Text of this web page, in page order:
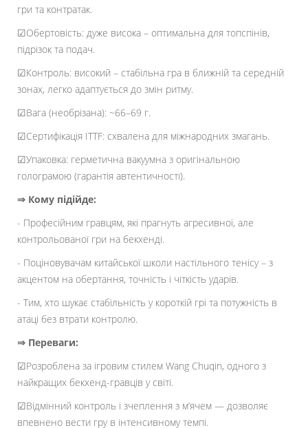
гри та контратак.
☑Обертовість: дуже висока – оптимальна для топспінів,
підрізок та подач.
☑Контроль: високий – стабільна гра в ближній та середній
зонах, легко адаптується до змін ритму.
☑Вага (необрізана): ~66–69 г.
☑Сертифікація ITTF: схвалена для міжнародних змагань.
☑Упаковка: герметична вакуумна з оригінальною
голограмою (гарантія автентичності).
⇒ Кому підійде:
- Професійним гравцям, які прагнуть агресивної, але
контрольованої гри на бекхенді.
- Поціновувачам китайської школи настільного тенісу – з
акцентом на обертання, точність і чіткість ударів.
- Тим, хто шукає стабільність у короткій грі та потужність в
атаці без втрати контролю.
⇒ Переваги:
☑Розроблена за ігровим стилем Wang Chuqin, одного з
найкращих бекхенд-гравців у світі.
☑Відмінний контроль і зчеплення з м’ячем — дозволяє
впевнено вести гру в інтенсивному темпі.